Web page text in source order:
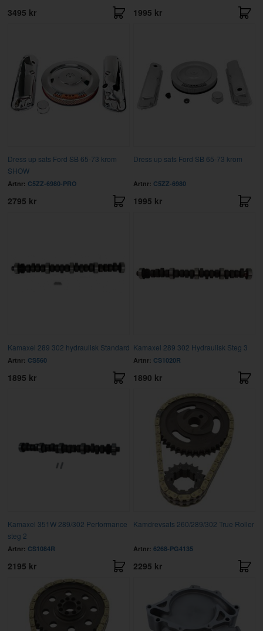
3495 kr 1995 kr
Dress up sats Ford SB 65-73 krom
SHOW
Artnr: C5ZZ-6980-PRO
2795 kr
Dress up sats Ford SB 65-73 krom
Artnr: C5ZZ-6980
1995 kr
Kamaxel 289 302 hydraulisk Standard
Artnr: CS560
1895 kr
Kamaxel 289 302 Hydraulisk Steg 3
Artnr: CS1020R
1890 kr
Kamaxel 351W 289/302 Performance
steg 2
Artnr: CS1084R
2195 kr
Kamdrevsats 260/289/302 True Roller
Artnr: 6268-PG4135
2295 kr